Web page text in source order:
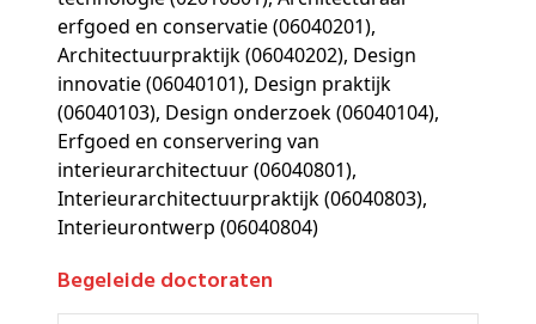
erfgoed en conservatie (06040201),
Architectuurpraktijk (06040202), Design
innovatie (06040101), Design praktijk
(06040103), Design onderzoek (06040104),
Erfgoed en conservering van
interieurarchitectuur (06040801),
Interieurarchitectuurpraktijk (06040803),
Interieurontwerp (06040804)
Begeleide doctoraten